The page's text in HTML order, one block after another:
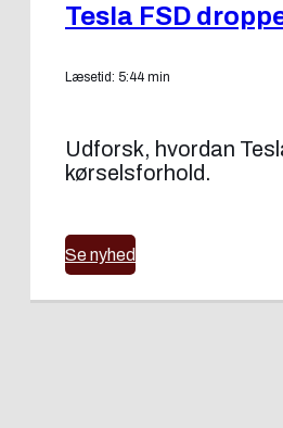
Tesla FSD
Læsetid: 5:44 min
Udforsk, hvordan
kørselsforhold.
Se nyhed